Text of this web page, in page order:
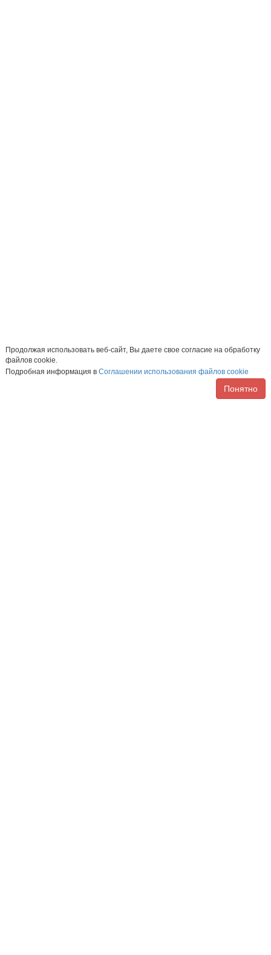
Продолжая использовать веб-сайт, Вы даете свое согласие на обработку
файлов cookie.
Подробная информация вСоглашении использования файлов cookie
Понятно